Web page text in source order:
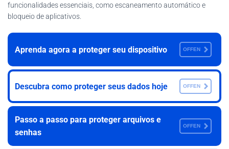
funcionalidades essenciais, como escaneamento automático e
bloqueio de aplicativos.
Aprenda agora a proteger seu dispositivo OFFEN
Descubra como proteger seus dados hoje OFFEN
Passo a passo para proteger arquivos e
senhas
OFFEN